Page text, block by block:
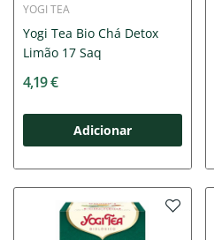
YOGI TEA
Yogi Tea Bio Chá Detox
Limão 17 Saq
4,19 €
Adicionar